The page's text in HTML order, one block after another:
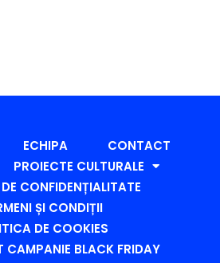
ECHIPA
CONTACT
PROIECTE CULTURALE
CONFIDENȚIALITATE
ȘI CONDIȚII
DE COOKIES
CAMPANIE BLACK FRIDAY